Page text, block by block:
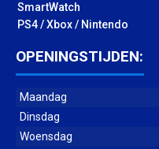
SmartWatch
PS4 / Xbox / Nintendo
OPENINGSTIJDEN:
Maandag
Dinsdag
Woensdag